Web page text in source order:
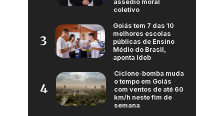
coletivo
3
Goiás tem 7 das 10
melhores escolas
públicas de Ensino
Médio do Brasil,
aponta Ideb
4
Ciclone-bomba muda
o tempo em Goiás
com ventos de até 60
km/h neste fim de
semana